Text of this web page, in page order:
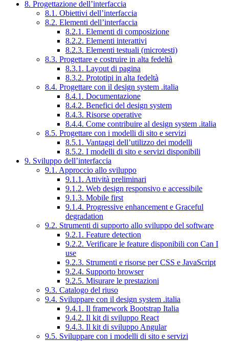
8. Progettazione dell’interfaccia
8.1. Obiettivi dell’interfaccia
8.2. Elementi dell’interfaccia
8.2.1. Elementi di composizione
8.2.2. Elementi interattivi
8.2.3. Elementi testuali (microtesti)
8.3. Progettare e costruire in alta fedeltà
8.3.1. Layout di pagina
8.3.2. Prototipi in alta fedeltà
8.4. Progettare con il design system .italia
8.4.1. Documentazione
8.4.2. Benefici del design system
8.4.3. Risorse operative
8.4.4. Come contribuire al design system .italia
8.5. Progettare con i modelli di sito e servizi
8.5.1. Vantaggi dell’utilizzo dei modelli
8.5.2. I modelli di sito e servizi disponibili
9. Sviluppo dell’interfaccia
9.1. Approccio allo sviluppo
9.1.1. Attività preliminari
9.1.2. Web design responsivo e accessibile
9.1.3. Mobile first
9.1.4. Progressive enhancement e Graceful
degradation
9.2. Strumenti di supporto allo sviluppo del software
9.2.1. Feature detection
9.2.2. Verificare le feature disponibili con Can I
use
9.2.3. Strumenti e risorse per CSS e JavaScript
9.2.4. Supporto browser
9.2.5. Misurare le prestazioni
9.3. Catalogo del riuso
9.4. Sviluppare con il design system .italia
9.4.1. Il framework Bootstrap Italia
9.4.2. Il kit di sviluppo React
9.4.3. Il kit di sviluppo Angular
9.5. Sviluppare con i modelli di sito e servizi